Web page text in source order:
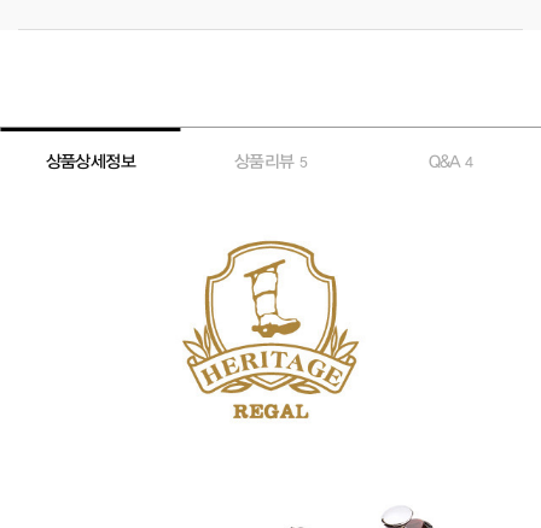
상품상세정보 상품리뷰 5 Q&A4